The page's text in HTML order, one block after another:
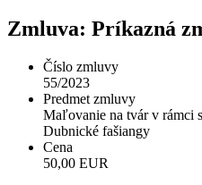
Zmluva: Príkazná
Číslo zmluvy
55/2023
Predmet zmluvy
Maľovanie na tvár v rámci
Dubnické fašiangy
Cena
50,00 EUR